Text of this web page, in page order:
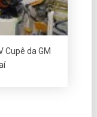
Cupê da GM